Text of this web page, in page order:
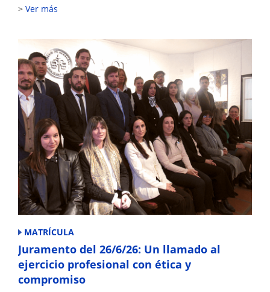
Ver más
MATRÍCULA
Juramento del 26/6/26: Un llamado al
ejercicio profesional con ética y
compromiso